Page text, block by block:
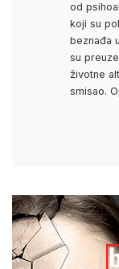
od
koji su
beznađa
su
životne
smisao.